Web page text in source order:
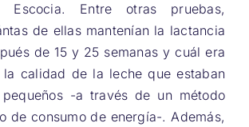
Escocia. Entre otras pruebas,
de ellas mantenían la lactancia
de 15 y 25 semanas y cuál era
calidad de la leche que estaban
-a través de un método
de consumo de energía-. Además,